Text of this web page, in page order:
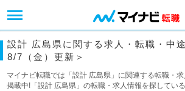
設計 広島県に関する求人・転職・中
8/7（金）更新＞
マイナビ転職では「設計 広島県」に関連する転職・
掲載中!「設計 広島県」の転職・求人情報を探してい